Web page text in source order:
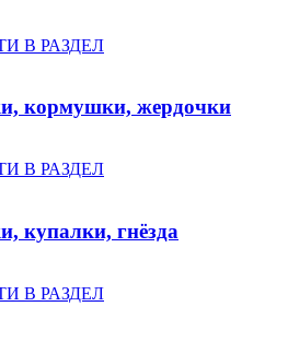
В РАЗДЕЛ
кормушки, жердочки
В РАЗДЕЛ
купалки, гнёзда
В РАЗДЕЛ